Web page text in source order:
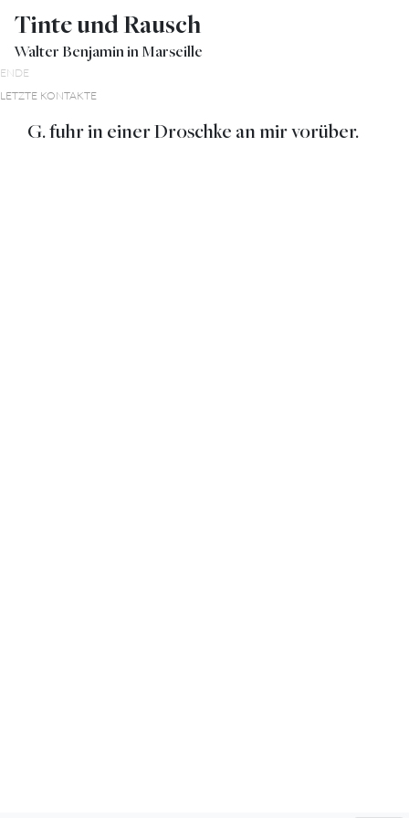
Tinte und Rausch
Walter Benjamin in Marseille
ENDE
LETZTE KONTAKTE
G. fuhr in einer Droschke an mir vorüber.